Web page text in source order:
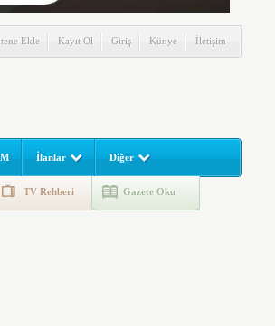
Ekle Kayıt Ol Giriş Künye İletişim
İlanlar Diğer
TV Rehberi Gazete Oku